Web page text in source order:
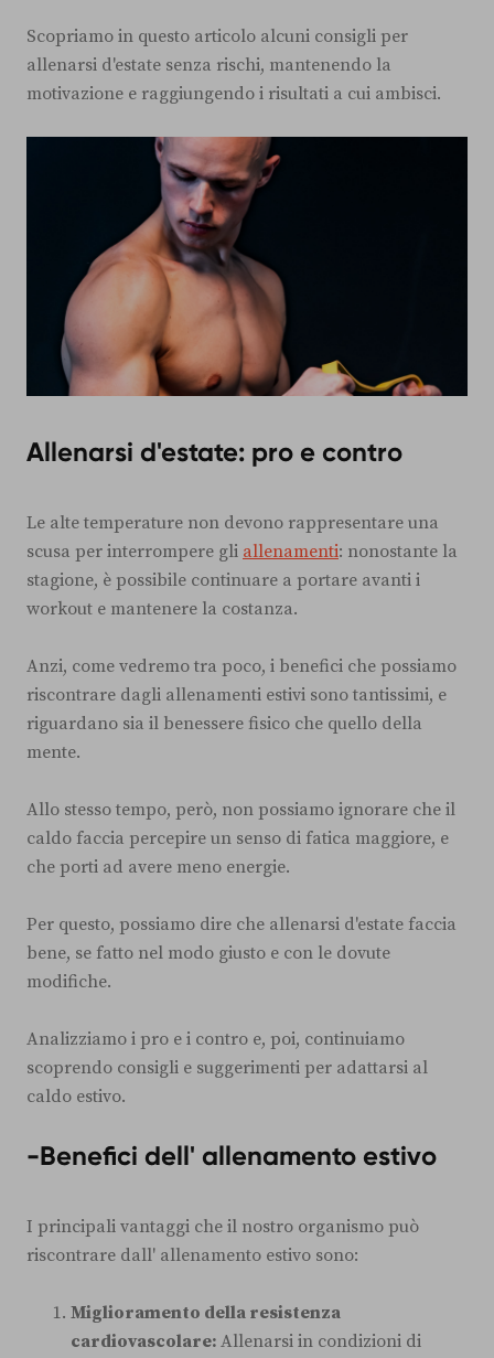
Scopriamo in questo articolo alcuni consigli per
allenarsi d'estate senza rischi, mantenendo la
motivazione e raggiungendo i risultati a cui ambisci.
Allenarsi d'estate: pro e contro
Le alte temperature non devono rappresentare una
scusa per interrompere gli allenamenti: nonostante la
stagione, è possibile continuare a portare avanti i
workout e mantenere la costanza.
Anzi, come vedremo tra poco, i benefici che possiamo
riscontrare dagli allenamenti estivi sono tantissimi, e
riguardano sia il benessere fisico che quello della
mente.
Allo stesso tempo, però, non possiamo ignorare che il
caldo faccia percepire un senso di fatica maggiore, e
che porti ad avere meno energie.
Per questo, possiamo dire che allenarsi d'estate faccia
bene, se fatto nel modo giusto e con le dovute
modifiche.
Analizziamo i pro e i contro e, poi, continuiamo
scoprendo consigli e suggerimenti per adattarsi al
caldo estivo.
-Benefici dell' allenamento estivo
I principali vantaggi che il nostro organismo può
riscontrare dall' allenamento estivo sono:
Miglioramento della resistenza
cardiovascolare: Allenarsi in condizioni di